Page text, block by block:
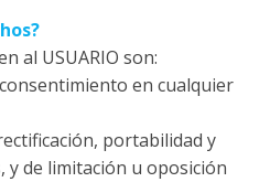
al USUARIO son:
en cualquier
portabilidad y
y de limitación u oposición